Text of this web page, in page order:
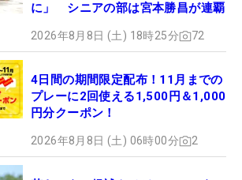
に」 シニアの部は宮本勝昌が連覇
2026年8月8日 (土) 18時25分 72
4日間の期間限定配布！11月までの
プレーに2回使える1,500円＆1,000
円分クーポン！
2026年8月8日 (土) 06時00分 2